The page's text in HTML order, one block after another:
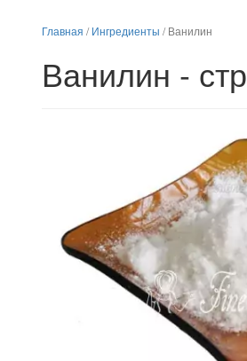
Главная /Ингредиенты /Ванилин
Ванилин -